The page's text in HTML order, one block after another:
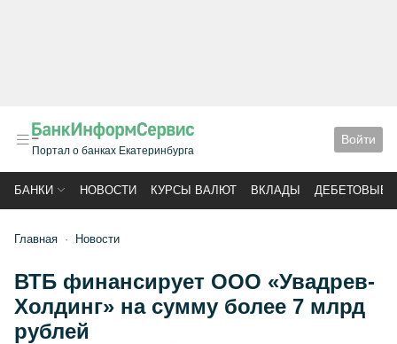
Портал о банках Екатеринбурга
Войти
БАНКИ НОВОСТИ КУРСЫ ВАЛЮТ ВКЛАДЫ ДЕБЕТОВЫЕ
Главная Новости
ВТБ финансирует ООО «Увадрев-
Холдинг» на сумму более 7 млрд
рублей